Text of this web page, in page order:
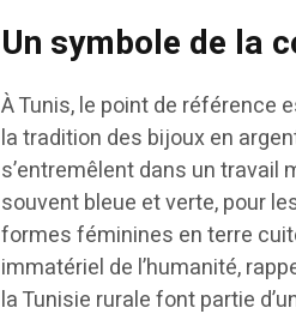
Un symbole de la
À Tunis, le point de référence
la tradition des bijoux en
s’entremêlent dans un travail
souvent bleue et verte, pour
formes féminines en terre
immatériel de l’humanité,
la Tunisie rurale font partie